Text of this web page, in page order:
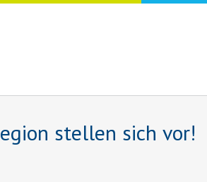
stellen sich vor!